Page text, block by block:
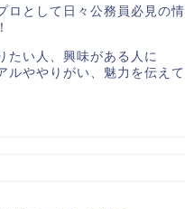
ロとして日々公務員必見の情
たい人、興味がある人に
ルややりがい、魅力を伝えて